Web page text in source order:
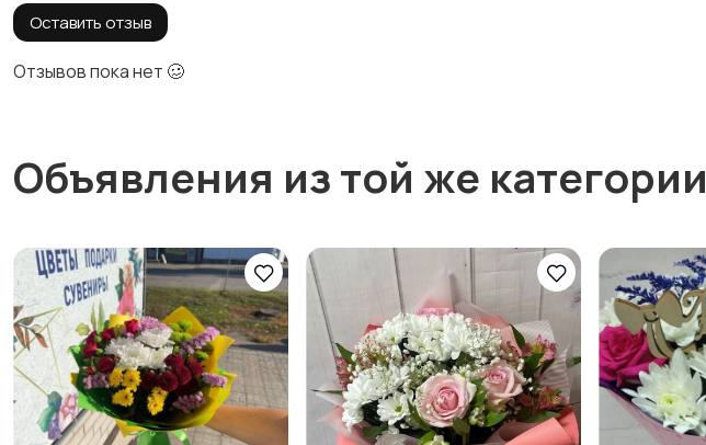
Оставить отзыв
Отзывов пока нет 🥴
Объявления из той же категории